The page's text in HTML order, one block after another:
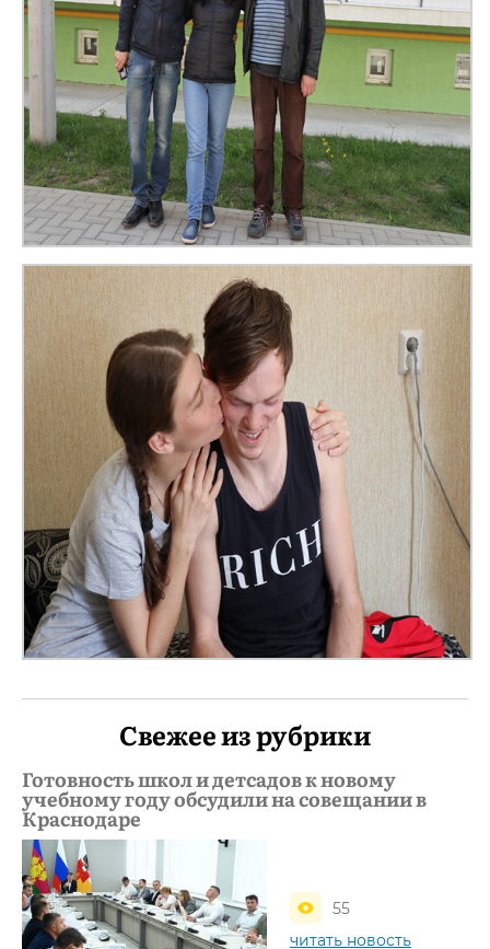
Свежее из рубрики
Готовность школ и детсадов к новому
учебному году обсудили на совещании в
Краснодаре
55
читать новость